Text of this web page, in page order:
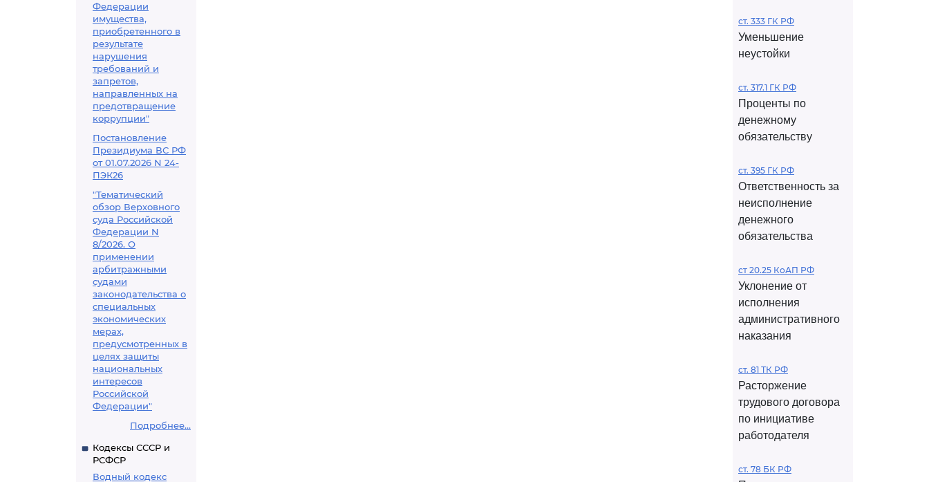
Федерации
имущества,
приобретенного в
результате
нарушения
требований и
запретов,
направленных на
предотвращение
коррупции"
Постановление
Президиума ВС РФ
от 01.07.2026 N 24-
ПЭК26
"Тематический
обзор Верховного
суда Российской
Федерации N
8/2026. О
применении
арбитражными
судами
законодательства о
специальных
экономических
мерах,
предусмотренных в
целях защиты
национальных
интересов
Российской
Федерации"
Подробнее...
Кодексы СССР и
РСФСР
Водный кодекс
ст. 333 ГК РФ
Уменьшение
неустойки
ст. 317.1 ГК РФ
Проценты по
денежному
обязательству
ст. 395 ГК РФ
Ответственность за
неисполнение
денежного
обязательства
ст 20.25 КоАП РФ
Уклонение от
исполнения
административного
наказания
ст. 81 ТК РФ
Расторжение
трудового договора
по инициативе
работодателя
ст. 78 БК РФ